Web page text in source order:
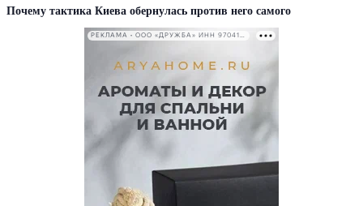
Почему тактика Киева обернулась против него самого
РЕКЛАМА • ООО «ДРУЖБА» ИНН 9704146411